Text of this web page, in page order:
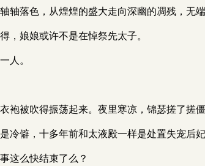
轴落色，从煌煌的盛大走向深幽的凋残，无
，娘娘或许不是在悼祭先太子。
人。
袍被吹得振荡起来。夜里寒凉，锦瑟搓了搓
冷僻，十多年前和太液殿一样是处置失宠后
这么快结束了么？